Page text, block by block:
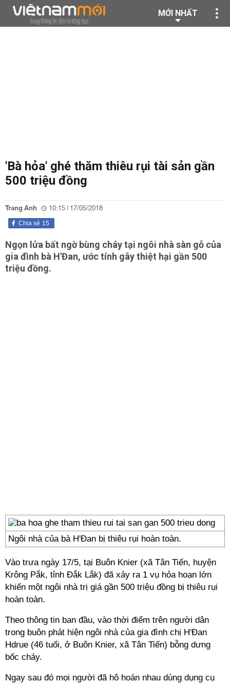
MỚI NHẤT
'Bà hỏa' ghé thăm thiêu rụi tài sản gần
500 triệu đồng
Trang Anh 10:15 | 17/05/2018
15
Chia sẻ
Ngọn lửa bất ngờ bùng cháy tại ngôi nhà sàn gỗ của
gia đình bà H'Đan, ước tính gây thiệt hại gần 500
triệu đồng.
Ngôi nhà của bà H'Đan bị thiêu rụi hoàn toàn.
Vào trưa ngày 17/5, tại Buôn Knier (xã Tân Tiến, huyện
Krông Pắk, tỉnh Đắk Lắk) đã xảy ra 1 vụ hỏa hoạn lớn
khiến một ngôi nhà trị giá gần 500 triệu đồng bị thiêu rụi
hoàn toàn.
Theo thông tin ban đầu, vào thời điểm trên người dân
trong buôn phát hiện ngôi nhà của gia đình chị H'Đan
Hdrue (46 tuổi, ở Buôn Knier, xã Tân Tiến) bỗng dưng
bốc cháy.
Ngay sau đó mọi người đã hô hoán nhau dùng dụng cụ